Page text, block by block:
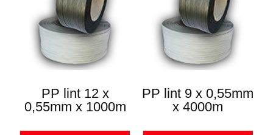
PP lint 12 x
0,55mm x 1000m
PP lint 9 x 0,55mm
x 4000m